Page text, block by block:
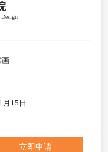
画
15日
立即申请